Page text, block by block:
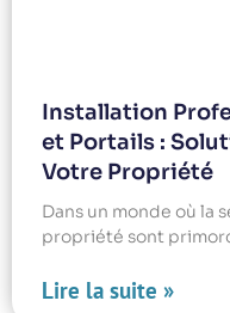
Installation
et Portails :
Votre Propriété
Dans un monde où la
propriété sont
Lire la suite »